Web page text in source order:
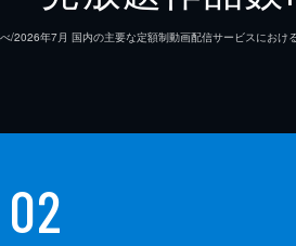
/2026年7⽉ 国内の主要な定額制動画配信サービスにおけ
02